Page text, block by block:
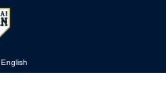
English